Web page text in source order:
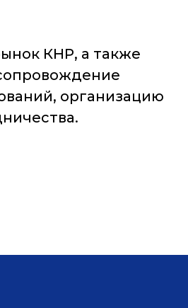
КНР, а также
организацию